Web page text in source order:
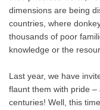
dimensions are being
countries, where
thousands of poor
knowledge or the
Last year, we have
flaunt them with pride
centuries! Well, this